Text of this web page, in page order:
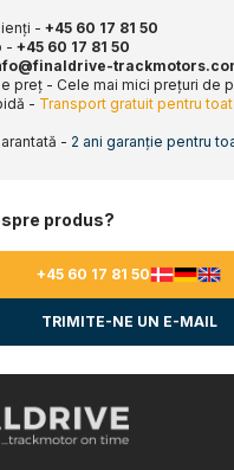
- +45 60 17 81 50
- +45 60 17 81 50
preț - Cele mai mici prețuri de
- Transport gratuit pentru
- 2 ani garanție pentru
produs?
+45 60 17 81 50
TRIMITE-NE UN E-MAIL